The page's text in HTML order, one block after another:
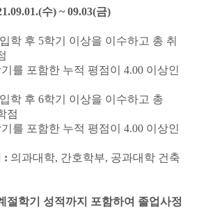
수) ~ 09.03(금)
입학 후 5학기 이상을 이수하고 총 취
를 포함한 누적 평점이 4.00 이상인
입학 후 6학기 이상을 이수하고 총
점
를 포함한 누적 평점이 4.00 이상인
: 의과대학, 간호학부, 공과대학 건축
절학기 성적까지 포함하여 졸업사정